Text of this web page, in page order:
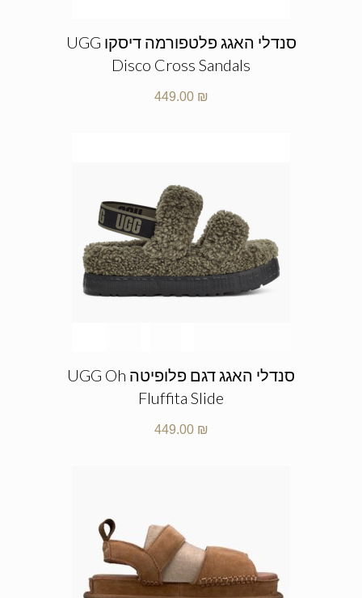
סנדלי האגג פלטפורמה דיסקו UGG
Disco Cross Sandals
449.00 ₪
סנדלי האגג דגם פלופיטה UGG Oh
Fluffita Slide
449.00 ₪